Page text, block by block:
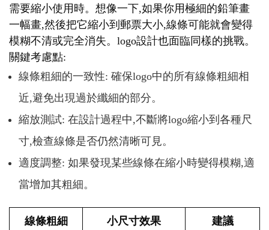
需要縮小使用時。想像一下,如果你用極細的鉛筆畫
一幅畫,然後把它縮小到郵票大小,線條可能就會變得
模糊不清或完全消失。logo設計也面臨同樣的挑戰。
關鍵考慮點:
線條粗細的一致性: 確保logo中的所有線條粗細相
近,避免出現過於纖細的部分。
縮放測試: 在設計過程中,不斷將logo縮小到各種尺
寸,檢查線條是否仍然清晰可見。
適度調整: 如果發現某些線條在縮小時變得模糊,適
當增加其粗細。
線條粗細 小尺寸效果 建議